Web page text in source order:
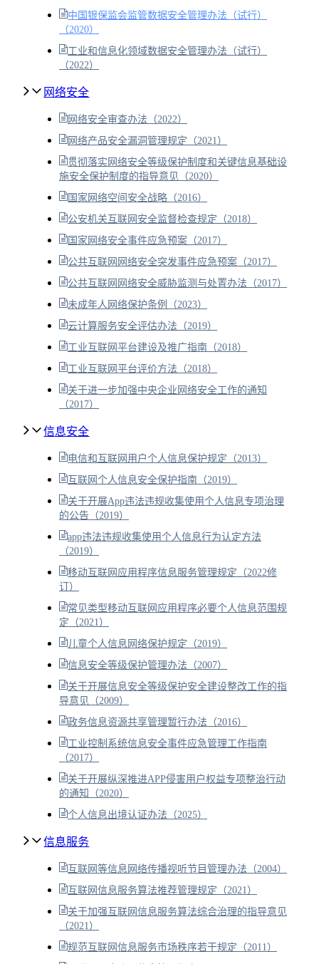
中国银保监会监管数据安全管理办法（试行）
（2020）
工业和信息化领域数据安全管理办法（试行）
（2022）
网络安全
网络安全审查办法（2022）
网络产品安全漏洞管理规定（2021）
贯彻落实网络安全等级保护制度和关键信息基础设
施安全保护制度的指导意见（2020）
国家网络空间安全战略（2016）
公安机关互联网安全监督检查规定（2018）
国家网络安全事件应急预案（2017）
公共互联网网络安全突发事件应急预案（2017）
公共互联网网络安全威胁监测与处置办法（2017）
未成年人网络保护条例（2023）
云计算服务安全评估办法（2019）
工业互联网平台建设及推广指南（2018）
工业互联网平台评价方法（2018）
关于进一步加强中央企业网络安全工作的通知
（2017）
信息安全
电信和互联网用户个人信息保护规定（2013）
互联网个人信息安全保护指南（2019）
关于开展App违法违规收集使用个人信息专项治理
的公告（2019）
app违法违规收集使用个人信息行为认定方法
（2019）
移动互联网应用程序信息服务管理规定（2022修
订）
常见类型移动互联网应用程序必要个人信息范围规
定（2021）
儿童个人信息网络保护规定（2019）
信息安全等级保护管理办法（2007）
关于开展信息安全等级保护安全建设整改工作的指
导意见（2009）
政务信息资源共享管理暂行办法（2016）
工业控制系统信息安全事件应急管理工作指南
（2017）
关于开展纵深推进APP侵害用户权益专项整治行动
的通知（2020）
个人信息出境认证办法（2025）
信息服务
互联网等信息网络传播视听节目管理办法（2004）
互联网信息服务算法推荐管理规定（2021）
关于加强互联网信息服务算法综合治理的指导意见
（2021）
规范互联网信息服务市场秩序若干规定（2011）